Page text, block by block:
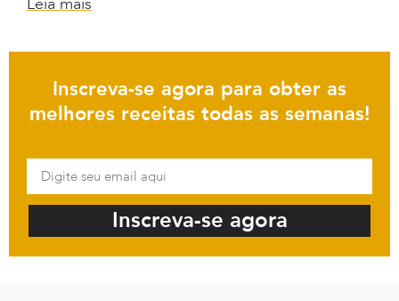
Inscreva-se agora para obter as
melhores receitas todas as semanas!
Inscreva-se agora